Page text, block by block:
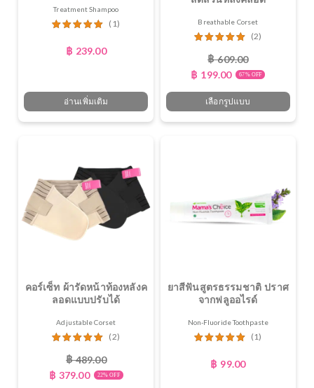
Treatment Shampoo
5.00 ตั้งแต่
(1)
฿ 239.00
อ่านเพิ่มเติม
Breathable Corset
(2)
฿ 609.00
฿ 199.00 67% OFF
เลือกรูปแบบ
คอร์เซ็ท ผ้ารัดหน้าท้องหลังค
ลอดแบบปรับได้
Adjustable Corset
(2)
฿ 489.00
฿ 379.00 22% OFF
ยาสีฟันสูตรธรรมชาติ ปราศ
จากฟลูออไรด์
Non-Fluoride Toothpaste
(1)
฿ 99.00